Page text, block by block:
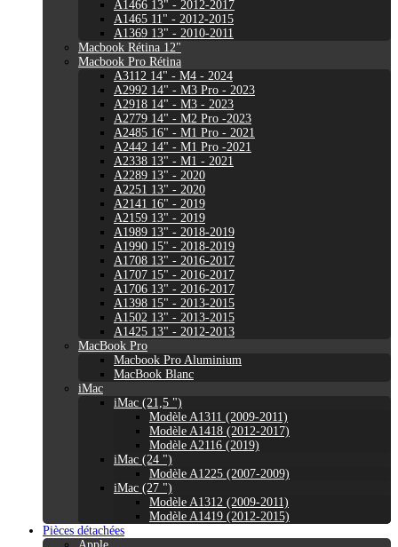
A1466 13" - 2012-2017
A1465 11" - 2012-2015
A1369 13" - 2010-2011
Macbook Rétina 12"
Macbook Pro Rétina
A3112 14" - M4 - 2024
A2992 14" - M3 Pro - 2023
A2918 14" - M3 - 2023
A2779 14" - M2 Pro -2023
A2485 16" - M1 Pro - 2021
A2442 14" - M1 Pro -2021
A2338 13" - M1 - 2021
A2289 13" - 2020
A2251 13" - 2020
A2141 16" - 2019
A2159 13" - 2019
A1989 13" - 2018-2019
A1990 15" - 2018-2019
A1708 13" - 2016-2017
A1707 15" - 2016-2017
A1706 13" - 2016-2017
A1398 15" - 2013-2015
A1502 13" - 2013-2015
A1425 13" - 2012-2013
MacBook Pro
Macbook Pro Aluminium
MacBook Blanc
iMac
iMac (21,5 ")
Modèle A1311 (2009-2011)
Modèle A1418 (2012-2017)
Modèle A2116 (2019)
iMac (24 ")
Modèle A1225 (2007-2009)
iMac (27 ")
Modèle A1312 (2009-2011)
Modèle A1419 (2012-2015)
Pièces détachées